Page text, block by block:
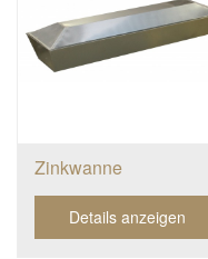
Zinkwanne
Details anzeigen